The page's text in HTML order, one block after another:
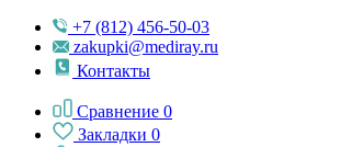
+7 (812) 456-50-03
zakupki@mediray.ru
Контакты
Сравнение 0
Закладки 0